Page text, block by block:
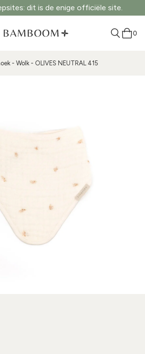
dit is de enige officiële site.
0
- Wolk - OLIVES NEUTRAL 415